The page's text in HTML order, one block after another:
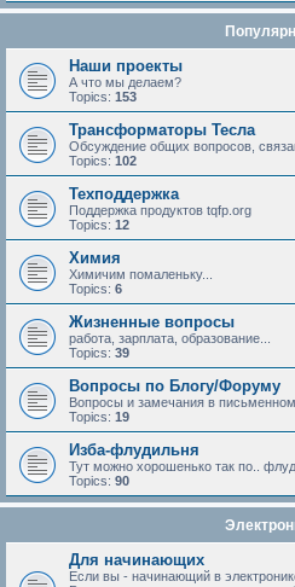
Наши проекты
А что мы делаем?
Topics: 153
Трансформаторы Тесла
Обсуждение общих вопросов,
Topics: 102
Техподдержка
Поддержка продуктов tqfp.org
Topics: 12
Химия
Химичим помаленьку...
Topics: 6
Жизненные вопросы
работа, зарплата, образование...
Topics: 39
Вопросы по Блогу/Форуму
Вопросы и замечания в письменном
Topics: 19
Изба-флудильня
Тут можно хорошенько так по..
Topics: 90
Для начинающих
Если вы - начинающий в